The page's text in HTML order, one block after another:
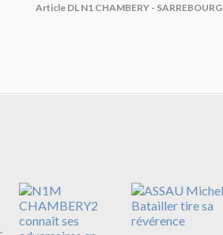
Article DL N1 CHAMBERY - SARREBOURG